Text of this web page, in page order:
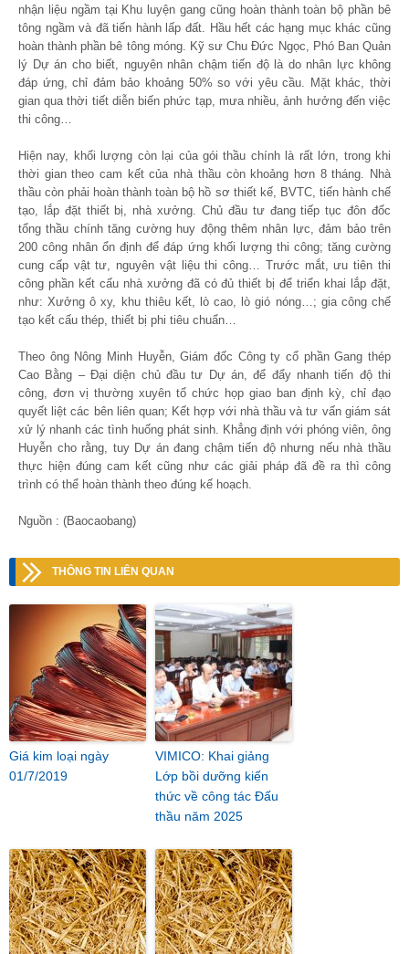
nhận liệu ngầm tại Khu luyện gang cũng hoàn thành toàn bộ phần bê
tông ngầm và đã tiến hành lấp đất. Hầu hết các hạng mục khác cũng
hoàn thành phần bê tông móng. Kỹ sư Chu Đức Ngọc, Phó Ban Quản
lý Dự án cho biết, nguyên nhân chậm tiến độ là do nhân lực không
đáp ứng, chỉ đảm bảo khoảng 50% so với yêu cầu. Mặt khác, thời
gian qua thời tiết diễn biến phức tạp, mưa nhiều, ảnh hưởng đến việc
thi công…
Hiện nay, khối lượng còn lại của gói thầu chính là rất lớn, trong khi
thời gian theo cam kết của nhà thầu còn khoảng hơn 8 tháng. Nhà
thầu còn phải hoàn thành toàn bộ hồ sơ thiết kế, BVTC, tiến hành chế
tạo, lắp đặt thiết bị, nhà xưởng. Chủ đầu tư đang tiếp tục đôn đốc
tổng thầu chính tăng cường huy động thêm nhân lực, đảm bảo trên
200 công nhân ổn định để đáp ứng khối lượng thi công; tăng cường
cung cấp vật tư, nguyên vật liệu thi công… Trước mắt, ưu tiên thi
công phần kết cấu nhà xưởng đã có đủ thiết bị để triển khai lắp đặt,
như: Xưởng ô xy, khu thiêu kết, lò cao, lò gió nóng…; gia công chế
tạo kết cấu thép, thiết bị phi tiêu chuẩn…
Theo ông Nông Minh Huyễn, Giám đốc Công ty cổ phần Gang thép
Cao Bằng – Đại diện chủ đầu tư Dự án, để đẩy nhanh tiến độ thi
công, đơn vị thường xuyên tổ chức họp giao ban định kỳ, chỉ đạo
quyết liệt các bên liên quan; Kết hợp với nhà thầu và tư vấn giám sát
xử lý nhanh các tình huống phát sinh. Khẳng định với phóng viên, ông
Huyễn cho rằng, tuy Dự án đang chậm tiến độ nhưng nếu nhà thầu
thực hiện đúng cam kết cũng như các giải pháp đã đề ra thì công
trình có thể hoàn thành theo đúng kế hoạch.
Nguồn : (Baocaobang)
THÔNG TIN LIÊN QUAN
Giá kim loại ngày
01/7/2019
VIMICO: Khai giảng
Lớp bồi dưỡng kiến
thức về công tác Đấu
thầu năm 2025